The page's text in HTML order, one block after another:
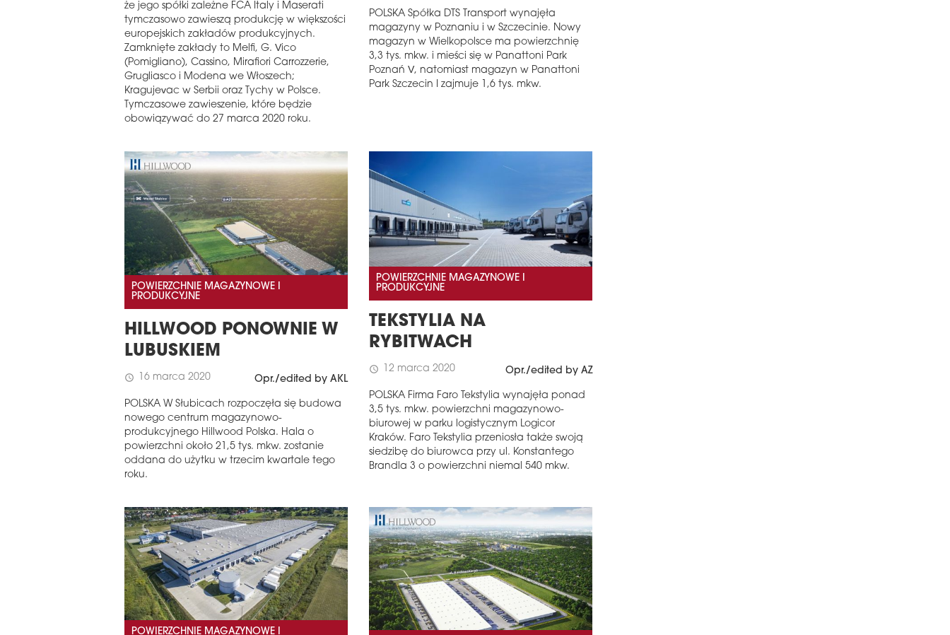
że jego spółki zależne FCA Italy i Maserati
tymczasowo zawieszą produkcję w większości
europejskich zakładów produkcyjnych.
Zamknięte zakłady to Melfi, G. Vico
(Pomigliano), Cassino, Mirafiori Carrozzerie,
Grugliasco i Modena we Włoszech;
Kragujevac w Serbii oraz Tychy w Polsce.
Tymczasowe zawieszenie, które będzie
obowiązywać do 27 marca 2020 roku.
POLSKA Spółka DTS Transport wynajęła
magazyny w Poznaniu i w Szczecinie. Nowy
magazyn w Wielkopolsce ma powierzchnię
3,3 tys. mkw. i mieści się w Panattoni Park
Poznań V, natomiast magazyn w Panattoni
Park Szczecin I zajmuje 1,6 tys. mkw.
POWIERZCHNIE MAGAZYNOWE I
PRODUKCYJNE
HILLWOOD PONOWNIE W
LUBUSKIEM
schedule 16 marca 2020 Opr./edited by AKL
POLSKA W Słubicach rozpoczęła się budowa
nowego centrum magazynowo-
produkcyjnego Hillwood Polska. Hala o
powierzchni około 21,5 tys. mkw. zostanie
oddana do użytku w trzecim kwartale tego
roku.
POWIERZCHNIE MAGAZYNOWE I
PRODUKCYJNE
TEKSTYLIA NA
RYBITWACH
schedule 12 marca 2020 Opr./edited by AZ
POLSKA Firma Faro Tekstylia wynajęła ponad
3,5 tys. mkw. powierzchni magazynowo-
biurowej w parku logistycznym Logicor
Kraków. Faro Tekstylia przeniosła także swoją
siedzibę do biurowca przy ul. Konstantego
Brandla 3 o powierzchni niemal 540 mkw.
POWIERZCHNIE MAGAZYNOWE I